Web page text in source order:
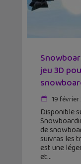
jeu 3D
19 février
Disponible
de
suivras les
est une
et